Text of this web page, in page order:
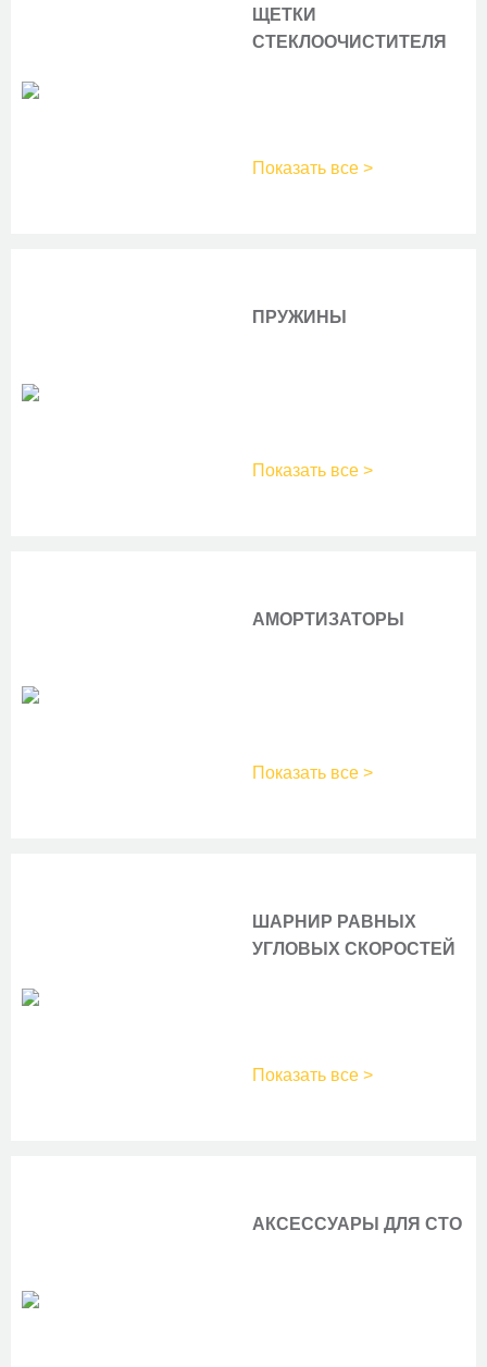
ЩЕТКИ
СТЕКЛООЧИСТИТЕЛЯ
Показать все >
ПРУЖИНЫ
Показать все >
АМОРТИЗАТОРЫ
Показать все >
ШАРНИР РАВНЫХ
УГЛОВЫХ СКОРОСТЕЙ
Показать все >
АКСЕССУАРЫ ДЛЯ СТО